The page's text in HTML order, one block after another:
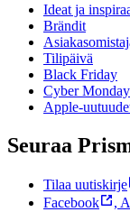
Ideat ja
Brändit
Tilipäivä
Black Friday
Cyber Monday
Apple-
Seuraa
Tilaa uutiskirje
Facebook
,